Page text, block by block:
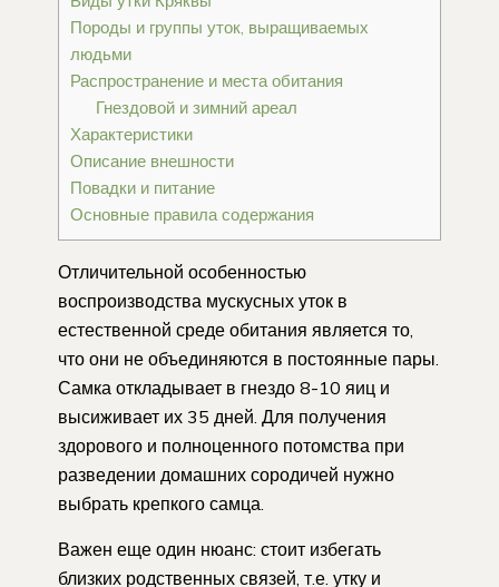
Породы и группы уток, выращиваемых
людьми
Распространение и места обитания
Гнездовой и зимний ареал
Характеристики
Описание внешности
Повадки и питание
Основные правила содержания
Отличительной особенностью
воспроизводства мускусных уток в
естественной среде обитания является то,
что они не объединяются в постоянные пары.
Самка откладывает в гнездо 8-10 яиц и
высиживает их 35 дней. Для получения
здорового и полноценного потомства при
разведении домашних сородичей нужно
выбрать крепкого самца.
Важен еще один нюанс: стоит избегать
близких родственных связей, т.е. утку и